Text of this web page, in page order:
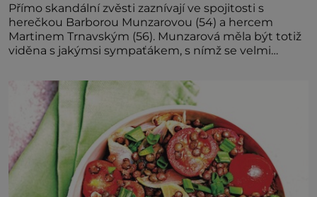
Přímo skandální zvěsti zaznívají ve spojitosti s
herečkou Barborou Munzarovou (54) a hercem
Martinem Trnavským (56). Munzarová měla být totiž
viděna s jakýmsi sympaťákem, s nímž se velmi